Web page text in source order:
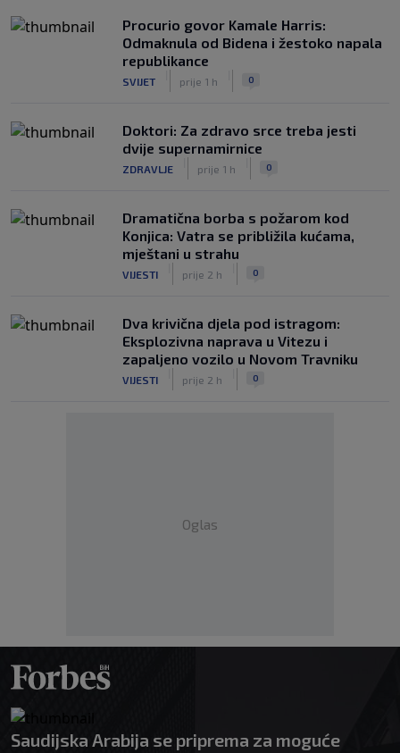
Procurio govor Kamale Harris:
Odmaknula od Bidena i žestoko napala
republikance
SVIJET prije 1 h 0
Doktori: Za zdravo srce treba jesti
dvije supernamirnice
ZDRAVLJE prije 1 h 0
Dramatična borba s požarom kod
Konjica: Vatra se približila kućama,
mještani u strahu
VIJESTI prije 2 h 0
Dva krivična djela pod istragom:
Eksplozivna naprava u Vitezu i
zapaljeno vozilo u Novom Travniku
VIJESTI prije 2 h 0
Oglas
Saudijska Arabija se priprema za moguće